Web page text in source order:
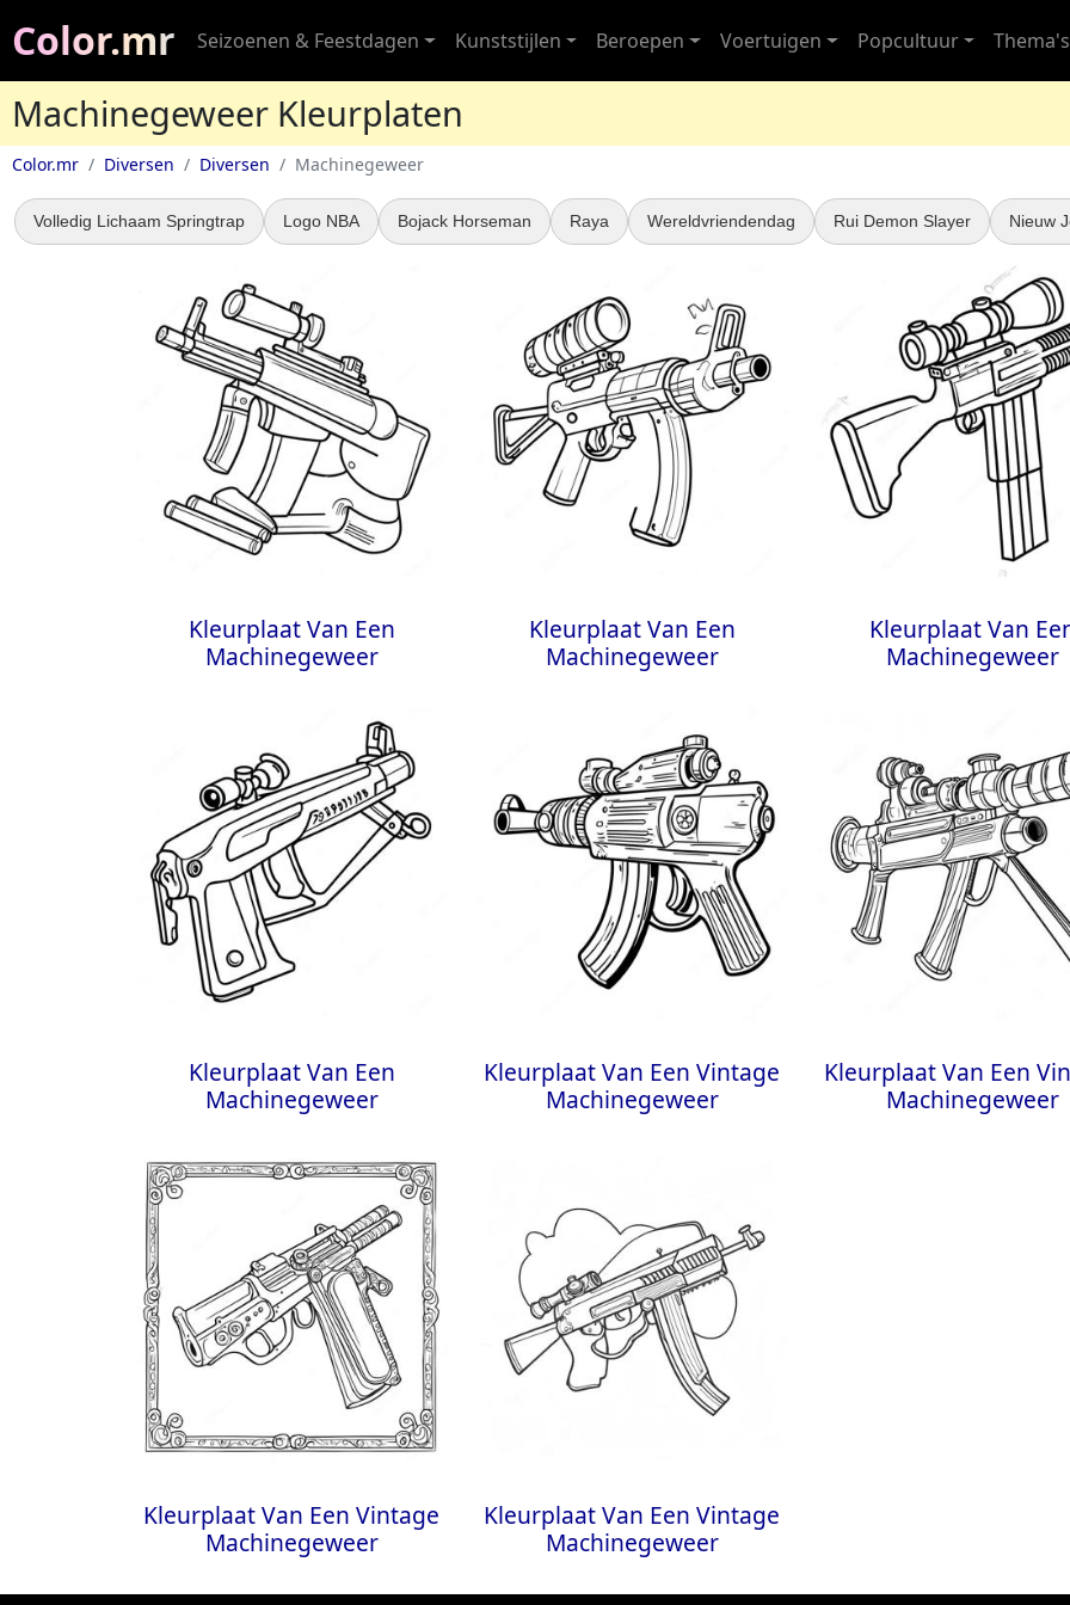
Color.mr Seizoenen & Feestdagen Kunststijlen Beroepen Voertuigen Popcultuur Thema's
Machinegeweer Kleurplaten
Color.mr Diversen Diversen Machinegeweer
Volledig Lichaam Springtrap Logo NBA Bojack Horseman Raya Wereldvriendendag Rui Demon Slayer Nieuw
Kleurplaat Van Een
Machinegeweer
Kleurplaat Van Een
Machinegeweer
Kleurplaat Van
Machinegeweer
Kleurplaat Van Een
Machinegeweer
Kleurplaat Van Een Vintage
Machinegeweer
Kleurplaat Van Een
Machinegeweer
Kleurplaat Van Een Vintage
Machinegeweer
Kleurplaat Van Een Vintage
Machinegeweer